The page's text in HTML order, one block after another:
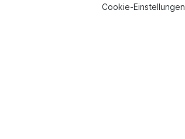
Cookie-Einstellungen